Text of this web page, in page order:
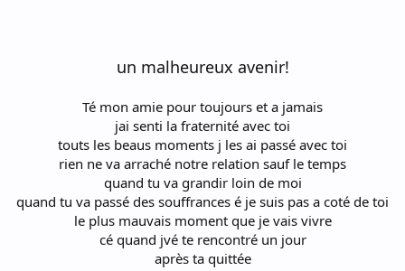
un malheureux avenir!
Té mon amie pour toujours et a jamais
jai senti la fraternité avec toi
touts les beaus moments j les ai passé avec toi
rien ne va arraché notre relation sauf le temps
quand tu va grandir loin de moi
quand tu va passé des souffrances é je suis pas a coté de toi
le plus mauvais moment que je vais vivre
cé quand jvé te rencontré un jour
après ta quittée